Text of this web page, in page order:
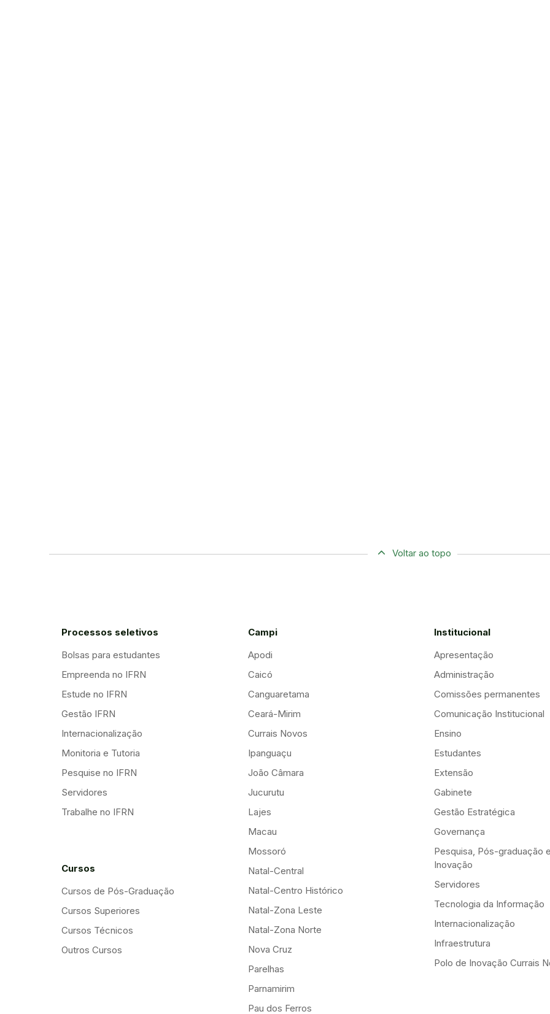
Voltar ao topo
Processos seletivos
Bolsas para estudantes
Empreenda no IFRN
Estude no IFRN
Gestão IFRN
Internacionalização
Monitoria e Tutoria
Pesquise no IFRN
Servidores
Trabalhe no IFRN
Cursos
Cursos de Pós-Graduação
Cursos Superiores
Cursos Técnicos
Outros Cursos
Campi
Apodi
Caicó
Canguaretama
Ceará-Mirim
Currais Novos
Ipanguaçu
João Câmara
Jucurutu
Lajes
Macau
Mossoró
Natal-Central
Natal-Centro Histórico
Natal-Zona Leste
Natal-Zona Norte
Nova Cruz
Parelhas
Parnamirim
Pau dos Ferros
Institucional
Apresentação
Administração
Comissões permanentes
Comunicação Institucional
Ensino
Estudantes
Extensão
Gabinete
Gestão Estratégica
Governança
Pesquisa, Pós-graduação e
Inovação
Servidores
Tecnologia da Informação
Internacionalização
Infraestrutura
Polo de Inovação Currais